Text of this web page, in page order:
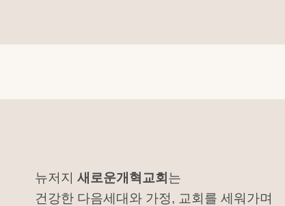
뉴저지 새로운개혁교회 는
건강한 다음세대와 가정, 교회를 세워가며